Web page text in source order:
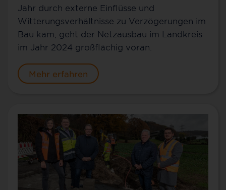
Jahr durch externe Einflüsse und
Witterungsverhältnisse zu Verzögerungen im
Bau kam, geht der Netzausbau im Landkreis
im Jahr 2024 großflächig voran.
Mehr erfahren